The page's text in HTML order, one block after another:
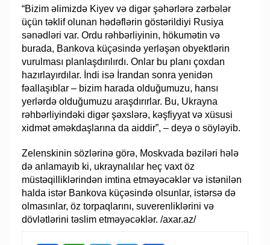
“Bizim əlimizdə Kiyev və digər şəhərlərə zərbələr
üçün təklif olunan hədəflərin göstərildiyi Rusiya
sənədləri var. Ordu rəhbərliyinin, hökumətin və
burada, Bankova küçəsində yerləşən obyektlərin
vurulması planlaşdırılırdı. Onlar bu planı çoxdan
hazırlayırdılar. İndi isə İrandan sonra yenidən
fəallaşıblar – bizim harada olduğumuzu, hansı
yerlərdə olduğumuzu araşdırırlar. Bu, Ukrayna
rəhbərliyindəki digər şəxslərə, kəşfiyyat və xüsusi
xidmət əməkdaşlarına da aiddir”, – deyə o söyləyib.
Zelenskinin sözlərinə görə, Moskvada bəziləri hələ
də anlamayıb ki, ukraynalılar heç vaxt öz
müstəqilliklərindən imtina etməyəcəklər və istənilən
halda istər Bankova küçəsində olsunlar, istərsə də
olmasınlar, öz torpaqlarını, suverenliklərini və
dövlətlərini təslim etməyəcəklər. /axar.az/